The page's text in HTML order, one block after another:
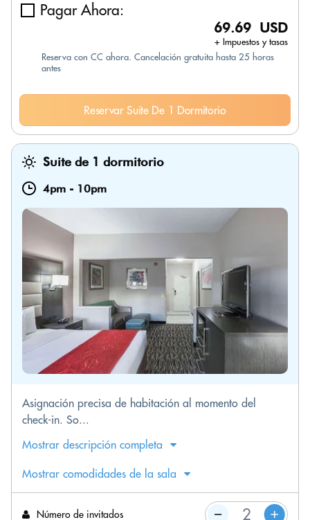
Pagar Ahora:
69.69 USD
+ Impuestos y tasas
Reserva con CC ahora. Cancelación gratuita hasta 25 horas
antes
Reservar Suite De 1 Dormitorio
Suite de 1 dormitorio
4pm - 10pm
Asignación precisa de habitación al momento del
check-in. So...
Mostrar descripción completa
Mostrar comodidades de la sala
Número de invitados